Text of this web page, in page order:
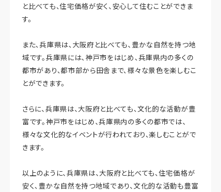
と比べても、住宅価格が安く、安心して住むことができま
す。
また、兵庫県は、大阪府と比べても、豊かな自然を持つ地
域です。兵庫県には、神戸市をはじめ、兵庫県内の多くの
都市があり、都市部から田舎まで、様々な景色を楽しむこ
とができます。
さらに、兵庫県は、大阪府と比べても、文化的な活動が豊
富です。神戸市をはじめ、兵庫県内の多くの都市では、
様々な文化的なイベントが行われており、楽しむことがで
きます。
以上のように、兵庫県は、大阪府と比べても、住宅価格が
安く、豊かな自然を持つ地域であり、文化的な活動も豊富